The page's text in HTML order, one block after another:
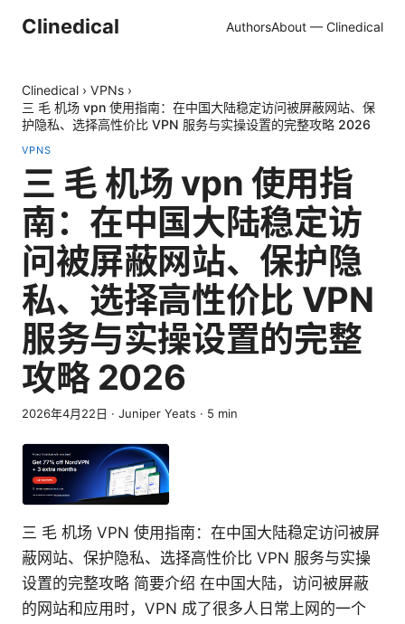
Clinedical AuthorsAbout — Clinedical
Clinedical › VPNs ›
三 毛 机场 vpn 使用指南：在中国大陆稳定访问被屏蔽网站、保
护隐私、选择高性价比 VPN 服务与实操设置的完整攻略 2026
VPNS
三 毛 机场 vpn 使用指
南：在中国大陆稳定访
问被屏蔽网站、保护隐
私、选择高性价比 VPN
服务与实操设置的完整
攻略 2026
2026年4月22日 · Juniper Yeats · 5 min
三 毛 机场 VPN 使用指南：在中国大陆稳定访问被屏
蔽网站、保护隐私、选择高性价比 VPN 服务与实操
设置的完整攻略 简要介绍 在中国大陆，访问被屏蔽
的网站和应用时，VPN 成了很多人日常上网的一个